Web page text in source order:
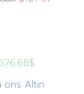
ons Altın